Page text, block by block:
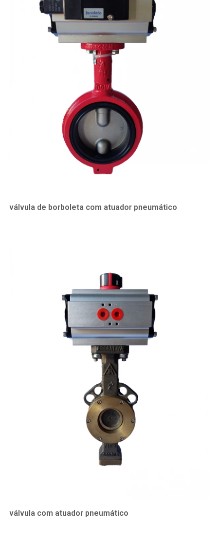
válvula de borboleta com atuador pneumático
válvula com atuador pneumático